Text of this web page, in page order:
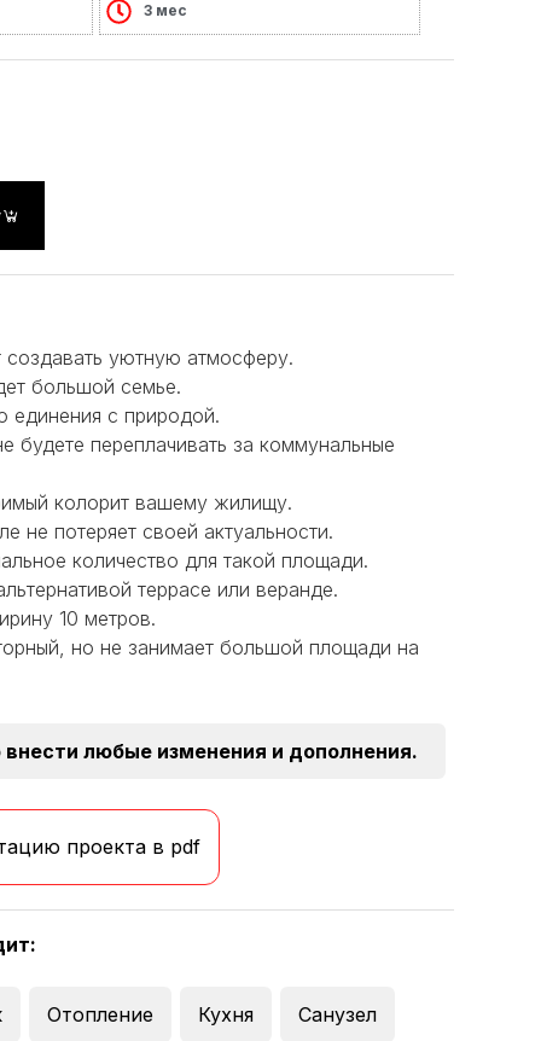
3 мес
уютную атмосферу.
большой семье.
единения с природой.
будете переплачивать за коммунальные
колорит вашему жилищу.
не потеряет своей актуальности.
количество для такой площади.
террасе или веранде.
10 метров.
но не занимает большой площади на
любые изменения и дополнения.
проекта в pdf
Отопление Кухня Санузел